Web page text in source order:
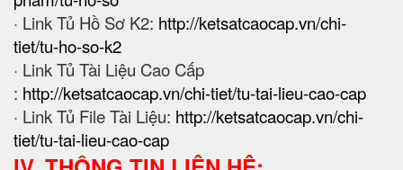
· Link Tủ Hồ Sơ K2: http://ketsatcaocap.vn/chi-
tiet/tu-ho-so-k2
· Link Tủ Tài Liệu Cao Cấp
: http://ketsatcaocap.vn/chi-tiet/tu-tai-lieu-cao-cap
· Link Tủ File Tài Liệu: http://ketsatcaocap.vn/chi-
tiet/tu-tai-lieu-cao-cap